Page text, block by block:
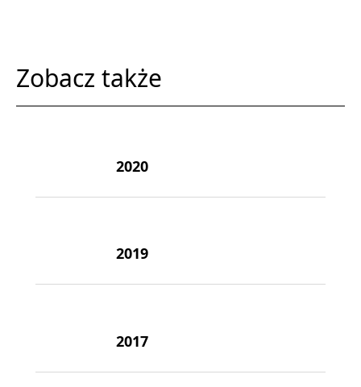
Zobacz także
2020
2019
2017